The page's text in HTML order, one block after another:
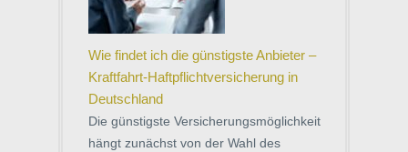
Wie findet ich die günstigste Anbieter –
Kraftfahrt-Haftpflichtversicherung in
Deutschland
Die günstigste Versicherungsmöglichkeit
hängt zunächst von der Wahl des